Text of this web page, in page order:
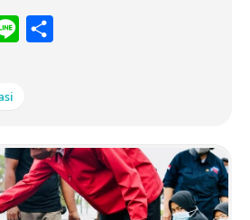
Line